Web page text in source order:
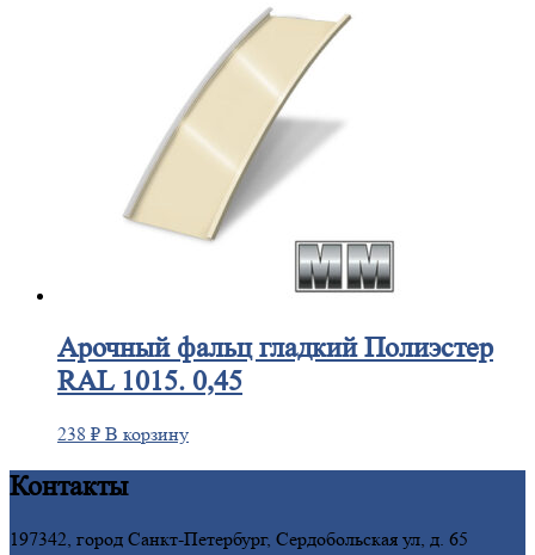
Арочныйфальц гладкий Полиэстер
RAL 1015. 0,45
238 ₽ В корзину
Контакты
197342, город Санкт-Петербург, Сердобольская ул, д. 65